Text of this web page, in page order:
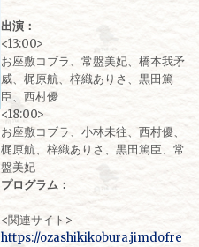
出演：
<13:00>
お座敷コブラ、常盤美妃、橋本我矛
威、梶原航、梓織ありさ、黒田篤
臣、西村優
<18:00>
お座敷コブラ、小林未往、西村優、
梶原航、梓織ありさ、黒田篤臣、常
盤美妃
プログラム：
<関連サイト>
https://ozashikikobura.jimdofre